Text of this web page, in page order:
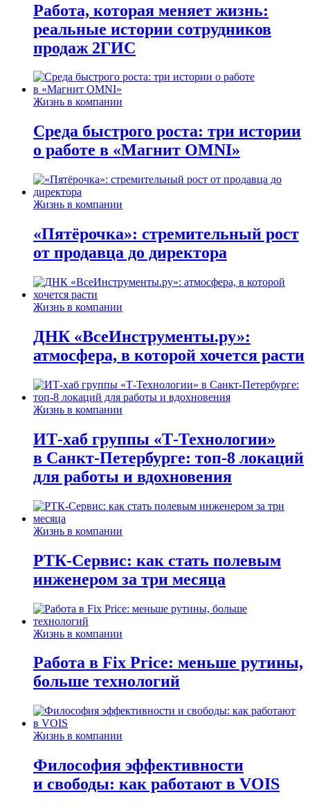
Работа, которая меняет жизнь:
реальные истории сотрудников
продаж 2ГИС
Жизнь в компании
Среда быстрого роста: три истории
о работе в «Магнит OMNI»
Жизнь в компании
«Пятёрочка»: стремительный рост
от продавца до директора
Жизнь в компании
ДНК «ВсеИнструменты.ру»:
атмосфера, в которой хочется расти
Жизнь в компании
ИТ-хаб группы «Т-Технологии»
в Санкт-Петербурге: топ-8 локаций
для работы и вдохновения
Жизнь в компании
РТК-Сервис: как стать полевым
инженером за три месяца
Жизнь в компании
Работа в Fix Price: меньше рутины,
больше технологий
Жизнь в компании
Философия эффективности
и свободы: как работают в VOIS